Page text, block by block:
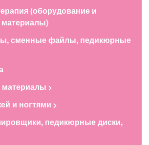
(оборудование и
сменные файлы, педикюрные
и ногтями
педикюрные диски,